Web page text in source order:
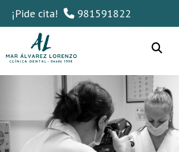
¡Pide cita! 981591822